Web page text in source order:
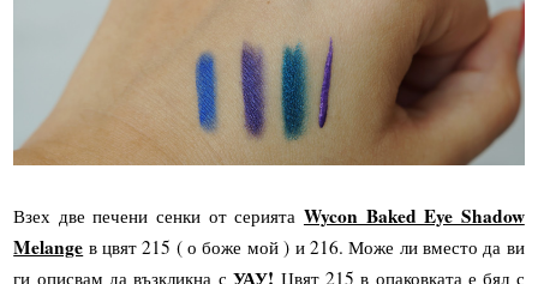
Взех две печени сенки от серията Wycon Baked Eye Shadow
Melange в цвят 215 ( о боже мой ) и 216. Може ли вместо да ви
ги описвам да възкликна сУАУ! Цвят 215 в опаковката е бял с